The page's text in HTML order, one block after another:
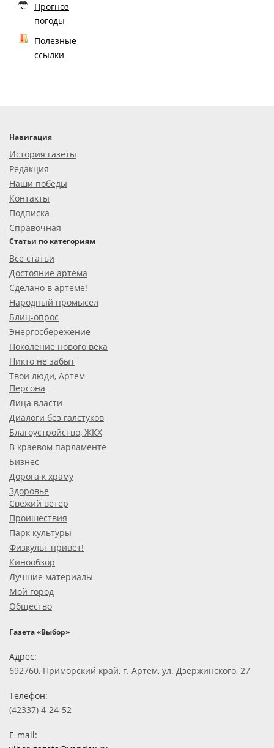
Прогноз
погоды
Полезные
ссылки
Навигация
История газеты
Редакция
Наши победы
Контакты
Подписка
Справочная
Статьи по категориям
Все статьи
Достояние артёма
Сделано в артёме!
Народный промысел
Блиц-опрос
Энергосбережение
Поколение нового века
Никто не забыт
Твои люди, Артем
Персона
Лица власти
Диалоги без галстуков
Благоустройство, ЖКХ
В краевом парламенте
Бизнес
Дорога к храму
Здоровье
Свежий ветер
Проишествия
Парк культуры
Физкульт привет!
Кинообзор
Лучшие материалы
Мой город
Общество
Газета «Выбор»
Адрес:
692760, Приморский край, г. Артем, ул. Дзержинского, 27
Телефон:
(42337) 4-24-52
E-mail: